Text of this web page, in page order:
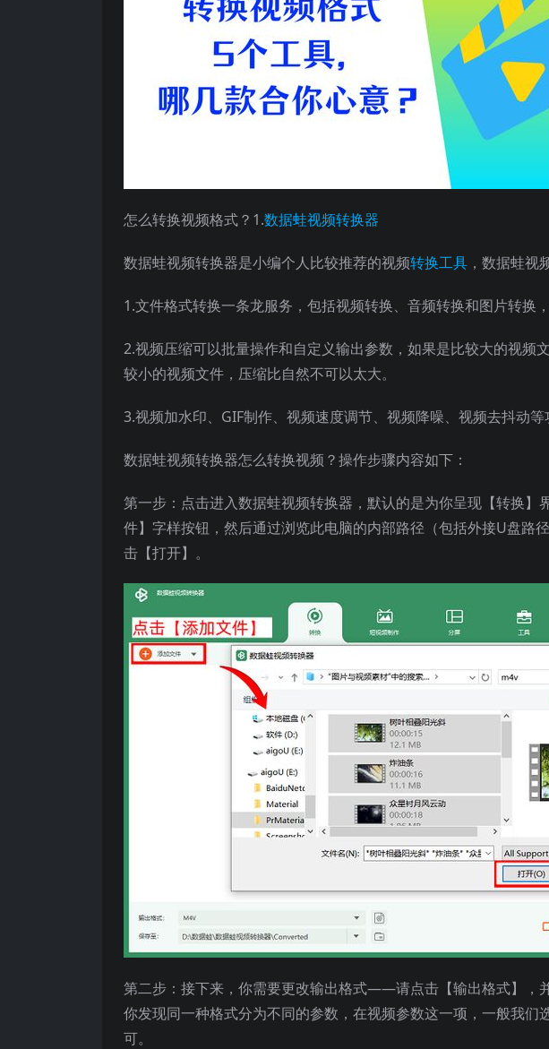
怎么转换视频格式？1.数据蛙视频转换器
数据蛙视频转换器是小编个人比较推荐的视频转换工具 ，数据蛙视
1.文件格式转换一条龙服务，包括视频转换、音频转换和图片转换
2.视频压缩可以批量操作和自定义输出参数，如果是比较大的视频
较小的视频文件，压缩比自然不可以太大。
3.视频加水印、GIF制作、视频速度调节、视频降噪、视频去抖动等
数据蛙视频转换器怎么转换视频？操作步骤内容如下：
第一步：点击进入数据蛙视频转换器，默认的是为你呈现【转换】
件】字样按钮，然后通过浏览此电脑的内部路径（包括外接U盘路
击【打开】。
第二步：接下来，你需要更改输出格式——请点击【输出格式】，
你发现同一种格式分为不同的参数，在视频参数这一项，一般我
可。